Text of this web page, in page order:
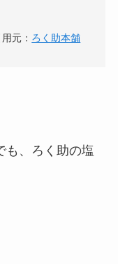
元： ろく助本舗
も、ろく助の塩